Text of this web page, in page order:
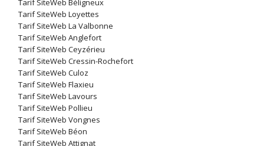
Tarif SiteWeb Béligneux
Tarif SiteWeb Loyettes
Tarif SiteWeb La Valbonne
Tarif SiteWeb Anglefort
Tarif SiteWeb Ceyzérieu
Tarif SiteWeb Cressin-Rochefort
Tarif SiteWeb Culoz
Tarif SiteWeb Flaxieu
Tarif SiteWeb Lavours
Tarif SiteWeb Pollieu
Tarif SiteWeb Vongnes
Tarif SiteWeb Béon
Tarif SiteWeb Attignat